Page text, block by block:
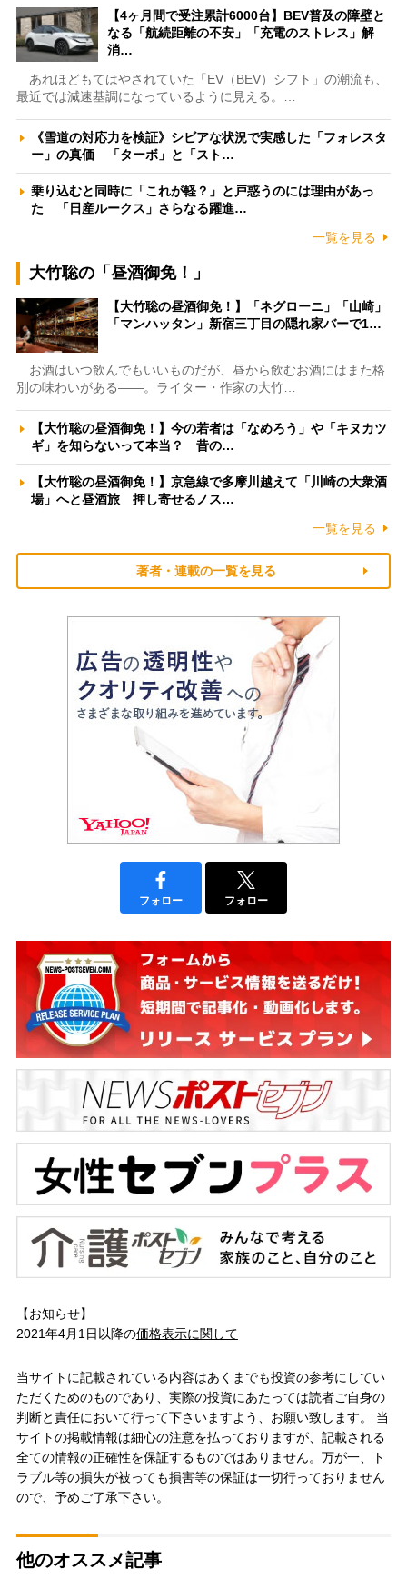
【4ヶ月間で受注累計6000台】BEV普及の障壁と
なる「航続距離の不安」「充電のストレス」解
消…
あれほどもてはやされていた「EV（BEV）シフト」の潮流も、
最近では減速基調になっているように見える。…
《雪道の対応力を検証》シビアな状況で実感した「フォレスタ
ー」の真価 「ターボ」と「スト…
乗り込むと同時に「これが軽？」と戸惑うのには理由があっ
た 「日産ルークス」さらなる躍進…
一覧を見る
大竹聡の「昼酒御免！」
【大竹聡の昼酒御免！】「ネグローニ」「山崎」
「マンハッタン」新宿三丁目の隠れ家バーで1…
お酒はいつ飲んでもいいものだが、昼から飲むお酒にはまた格
別の味わいがある――。ライター・作家の大竹…
【大竹聡の昼酒御免！】今の若者は「なめろう」や「キヌカツ
ギ」を知らないって本当？ 昔の…
【大竹聡の昼酒御免！】京急線で多摩川越えて「川崎の大衆酒
場」へと昼酒旅 押し寄せるノス…
一覧を見る
著者・連載の一覧を見る
フォロー フォロー
【お知らせ】
2021年4月1日以降の価格表示に関して
当サイトに記載されている内容はあくまでも投資の参考にしてい
ただくためのものであり、実際の投資にあたっては読者ご自身の
判断と責任において行って下さいますよう、お願い致します。 当
サイトの掲載情報は細心の注意を払っておりますが、記載される
全ての情報の正確性を保証するものではありません。万が一、ト
ラブル等の損失が被っても損害等の保証は一切行っておりません
ので、予めご了承下さい。
他のオススメ記事